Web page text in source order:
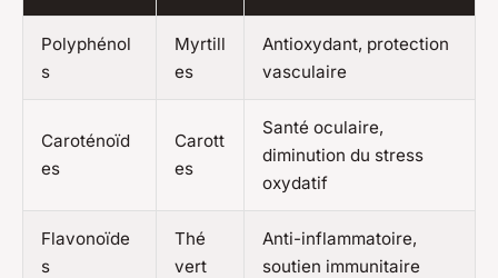
Polyphénol
s
Myrtill
es
Antioxydant, protection
vasculaire
Caroténoïd
es
Carott
es
Santé oculaire,
diminution du stress
oxydatif
Flavonoïde
s
Thé
vert
Anti-inflammatoire,
soutien immunitaire